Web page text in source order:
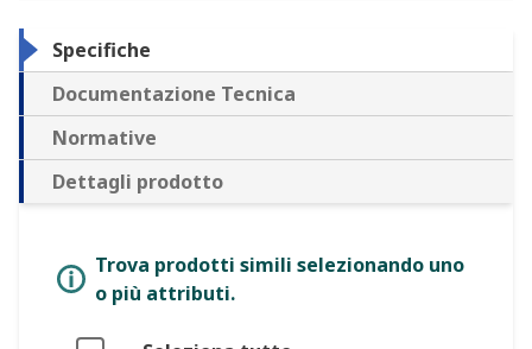
Specifiche
Documentazione Tecnica
Normative
Dettagli prodotto
Trova prodotti simili selezionando uno
o più attributi.